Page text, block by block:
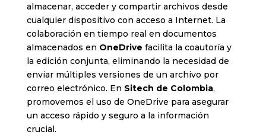
almacenar, acceder y compartir archivos desde
cualquier dispositivo con acceso a Internet. La
colaboración en tiempo real en documentos
almacenados en OneDrive facilita la coautoría y
la edición conjunta, eliminando la necesidad de
enviar múltiples versiones de un archivo por
correo electrónico. En Sitech de Colombia,
promovemos el uso de OneDrive para asegurar
un acceso rápido y seguro a la información
crucial.